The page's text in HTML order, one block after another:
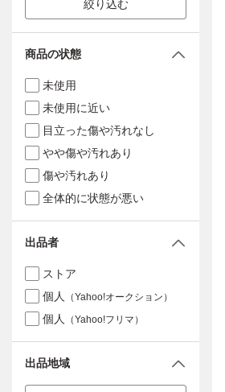
絞り込む
商品の状態
未使用
未使用に近い
目立った傷や汚れなし
やや傷や汚れあり
傷や汚れあり
全体的に状態が悪い
出品者
ストア
個人
（Yahoo!オークション）
個人 （Yahoo!フリマ）
出品地域